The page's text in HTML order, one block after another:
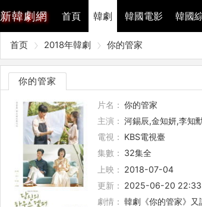
新韓劇網 首頁 韓劇 韓國電影 韓國
首页 2018年韓劇 你的管家
你的管家
片名： 你的管家
主演： 河錫辰,金知妍,李知
電視： KBS電視臺
集數： 32集全
上映： 2018-07-04
更新： 2025-06-20
劇情： 韓劇《你的管家》